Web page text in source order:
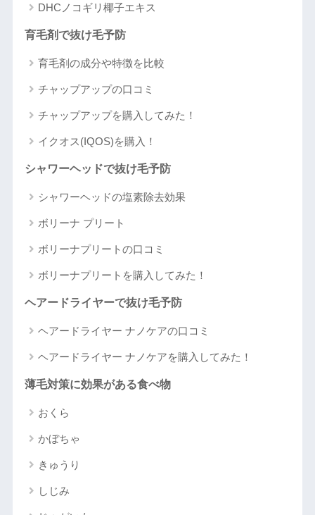
DHCノコギリ椰子エキス
育毛剤で抜け毛予防
育毛剤の成分や特徴を比較
チャップアップの口コミ
チャップアップを購入してみた！
イクオス(IQOS)を購入！
シャワーヘッドで抜け毛予防
シャワーヘッドの塩素除去効果
ボリーナ プリート
ボリーナプリートの口コミ
ボリーナプリートを購入してみた！
ヘアードライヤーで抜け毛予防
ヘアードライヤー ナノケアの口コミ
ヘアードライヤー ナノケアを購入してみた！
薄毛対策に効果がある食べ物
おくら
かぼちゃ
きゅうり
しじみ